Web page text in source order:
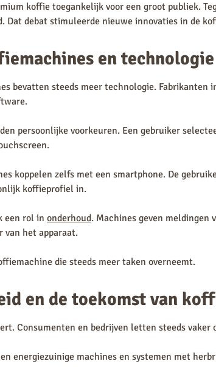
koffie toegankelijk voor een groot publiek.
Dat debat stimuleerde nieuwe innovaties in de
en technologie
bevatten steeds meer technologie. Fabrikanten
persoonlijke voorkeuren. Een gebruiker
koppelen zelfs met een smartphone. De
koffieprofiel in.
een rol in onderhoud. Machines geven meldingen
van het apparaat.
die steeds meer taken overneemt.
en de toekomst van
Consumenten en bedrijven letten steeds vaker
energiezuinige machines en systemen met